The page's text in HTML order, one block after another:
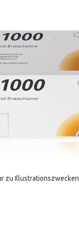
zu Illustrationszwecken